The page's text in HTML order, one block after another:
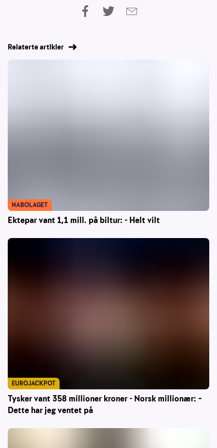
Relaterte artikler
Ektepar vant 1,1 mill. på biltur: - Helt vilt
NABOLAGET
Tysker vant 358 millioner kroner - Norsk millionær: –
Dette har jeg ventet på
EUROJACKPOT